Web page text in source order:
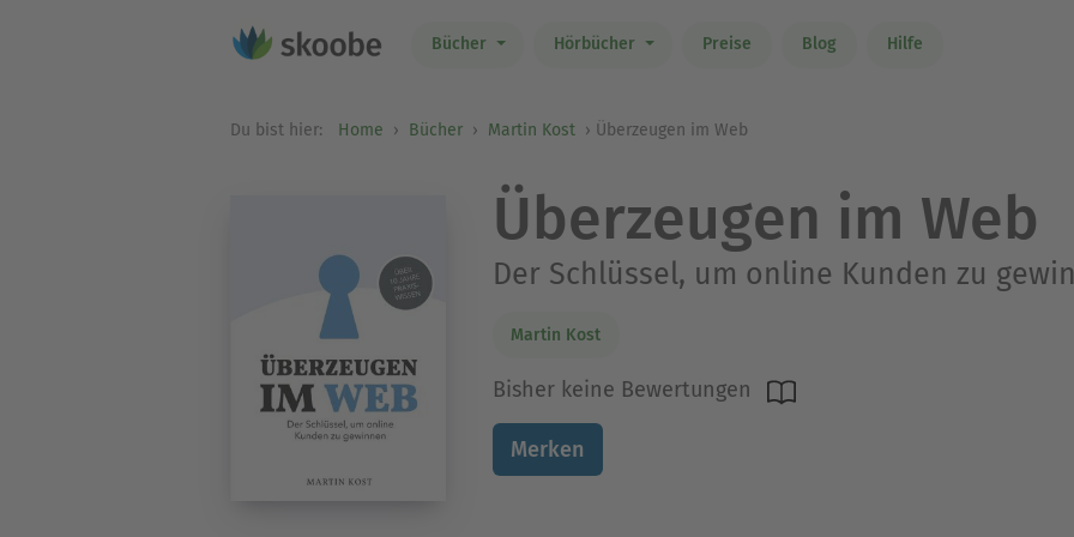
Bücher Hörbücher Preise Blog Hilfe
Du bist hier: Home Bücher Martin Kost Überzeugen im Web
Überzeugen im Web
Der Schlüssel, um online Kunden zu
Martin Kost
Bisher keine Bewertungen
Merken